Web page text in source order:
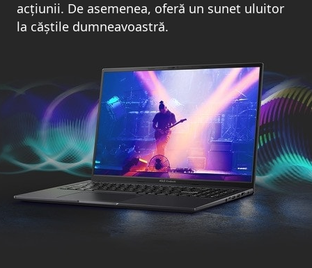
acțiunii. De asemenea, oferă un sunet uluitor
la căștile dumneavoastră.